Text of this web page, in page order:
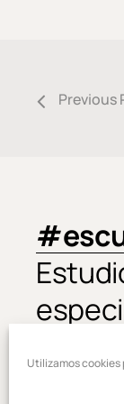
Utilizamos cookies
Previous
.